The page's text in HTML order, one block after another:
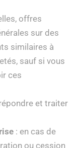
offres
sur des
similaires à
sauf si vous
ces
et traiter
: en cas de
ou cession